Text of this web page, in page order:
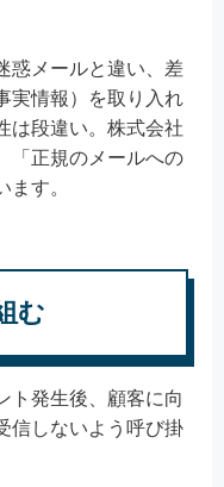
惑メールと違い、差
実情報）を取り入れ
は段違い。株式会社
「正規のメールへの
す。
む
ト発生後、顧客に向
信しないよう呼び掛